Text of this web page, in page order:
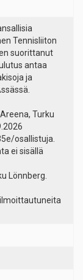
Tennisliiton
suorittanut
antaa
ja
Turku
osallistuja.
ei sisällä
Lönnberg.